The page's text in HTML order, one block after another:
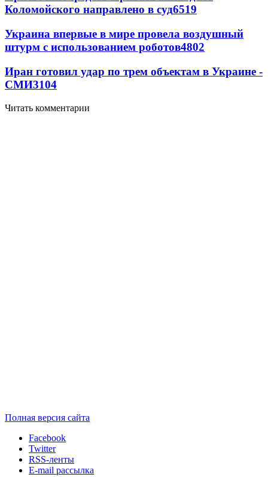
Коломойского направлено в суд6519
Украина впервые в мире провела воздушный
штурм с использованием роботов4802
Иран готовил удар по трем объектам в Украине -
СМИ3104
Читать комментарии
Полная версия сайта
Facebook
Twitter
RSS-ленты
E-mail рассылка